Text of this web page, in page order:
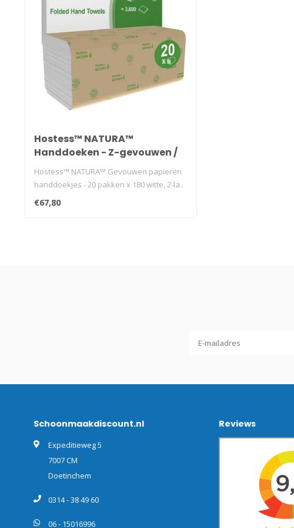
Hostess™ NATURA™
Handdoeken - Z-gevouwen /
Hostess™ NATURA™ Gevouwen papieren
handdoekjes - 20 pakken x 180 witte, 2-la..
€67,80
Schoonmaakdiscount.nl
Expeditieweg 5
7007 CM
Doetinchem
0314 - 38 49 60
06 - 15016996
Reviews